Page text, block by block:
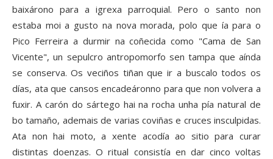
baixárono para a igrexa parroquial. Pero o santo non
estaba moi a gusto na nova morada, polo que ía para o
Pico Ferreira a durmir na coñecida como "Cama de San
Vicente", un sepulcro antropomorfo sen tampa que aínda
se conserva. Os veciños tiñan que ir a buscalo todos os
días, ata que cansos encadeáronno para que non volvera a
fuxir. A carón do sártego hai na rocha unha pía natural de
bo tamaño, ademais de varias coviñas e cruces insculpidas.
Ata non hai moto, a xente acodía ao sitio para curar
distintas doenzas. O ritual consistía en dar cinco voltas